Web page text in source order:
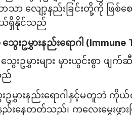
ာ လျော့နည်းခြင်းတို့ကို ဖြစ်
ယ်ရှိနိုင်သည်
းဥမွှားနည်းရောဂါ
မွှားများ မှားယွင်းစွာ ဖျက်ဆီး
ည်
းဥမွှား‌နည်းရောဂါနှင့်မတူဘဲ
ေတတ်သည်၊ ကလေးမွေးဖွားပ